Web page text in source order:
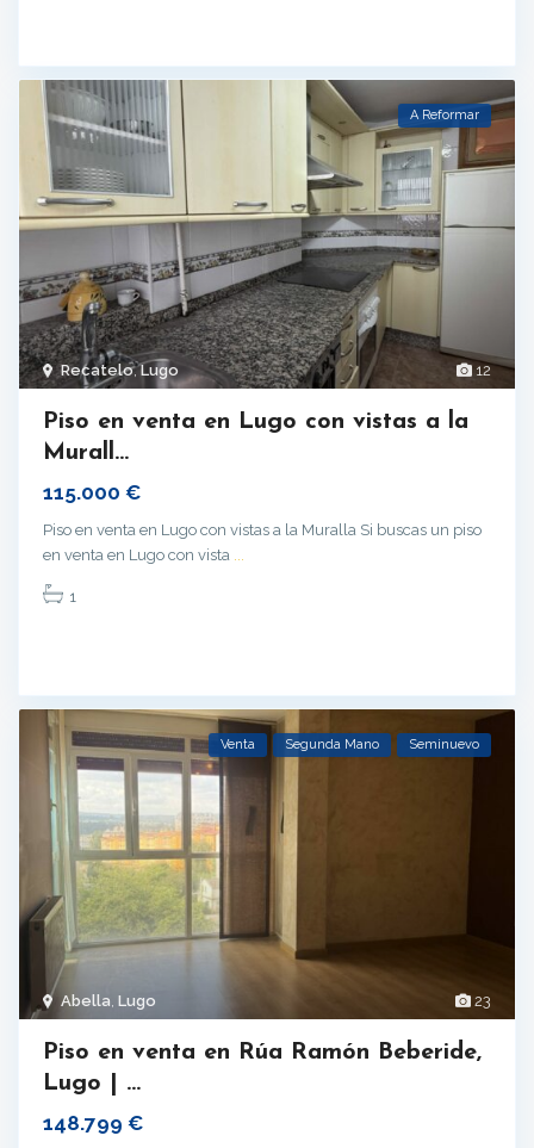
12
Recatelo,Lugo
A Reformar
Piso en venta en Lugo con vistas a la
Murall...
115.000 €
Piso en venta en Lugo con vistas a la Muralla Si buscas un piso
en venta en Lugo con vista ...
1
23
Abella, Lugo
Venta Segunda Mano Seminuevo
Piso en venta en Rúa Ramón Beberide,
Lugo | ...
148.799 €